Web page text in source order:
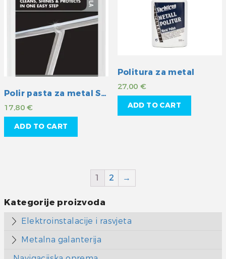
Polir pasta za metal Starbrite
17,80€
ADD TO CART
Politura za metal
27,00€
ADD TO CART
1 2 →
Kategorije proizvoda
Elektroinstalacije i rasvjeta
Metalna galanterija